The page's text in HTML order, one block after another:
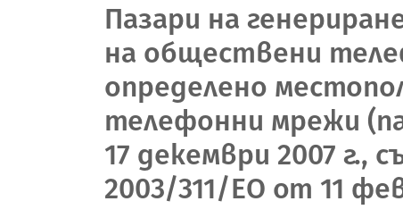
Пазари на
на обществени
определено
телефонни мрежи
17 декември 2007
2003/311/ЕО от 11